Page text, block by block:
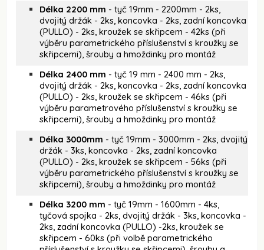
Délka 2200 mm - tyč 19mm - 2200mm - 2ks,
dvojitý držák - 2ks, koncovka - 2ks, zadní koncovka
(PULLO) - 2ks, kroužek se skřipcem - 42ks (při
výběru parametrického příslušenství s kroužky se
skřipcemi), šrouby a hmoždinky pro montáž
Délka 2400 mm - tyč 19 mm - 2400 mm - 2ks,
dvojitý držák - 2ks, koncovka - 2ks, zadní koncovka
(PULLO) - 2ks, kroužek se skřipcem - 46ks (při
výběru parametrového příslušenství s kroužky se
skřipcemi), šrouby a hmoždinky pro montáž
Délka 3000mm - tyč 19mm - 3000mm - 2ks, dvojitý
držák - 3ks, koncovka - 2ks, zadní koncovka
(PULLO) - 2ks, kroužek se skřipcem - 56ks (při
výběru parametrického příslušenství s kroužky se
skřipcemi), šrouby a hmoždinky pro montáž
Délka 3200 mm - tyč 19mm - 1600mm - 4ks,
tyčová spojka - 2ks, dvojitý držák - 3ks, koncovka -
2ks, zadní koncovka (PULLO) -2ks, kroužek se
skřipcem - 60ks (při volbě parametrického